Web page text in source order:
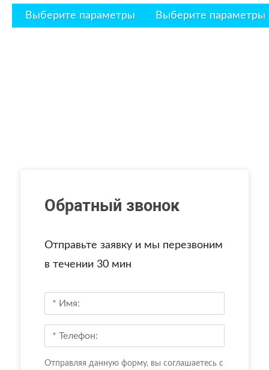
Выберите параметры Выберите параметры
Обратный звонок
Отправьте заявку и мы перезвоним
в течении 30 мин
Отправляя данную форму, вы соглашаетесь c